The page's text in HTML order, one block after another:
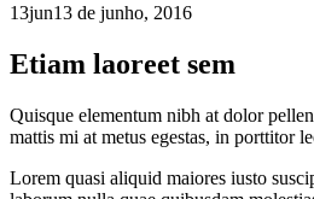
13jun13 de junho, 2016
Etiam laoreet sem
Quisque elementum nibh at dolor
mattis mi at metus egestas, in porttitor
Lorem quasi aliquid maiores iusto